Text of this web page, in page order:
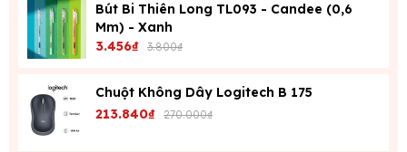
Bút Bi Thiên Long TL093 - Candee (0,6
Mm) - Xanh
3.456₫ 3.800₫
Chuột Không Dây Logitech B 175
213.840₫ 270.000₫